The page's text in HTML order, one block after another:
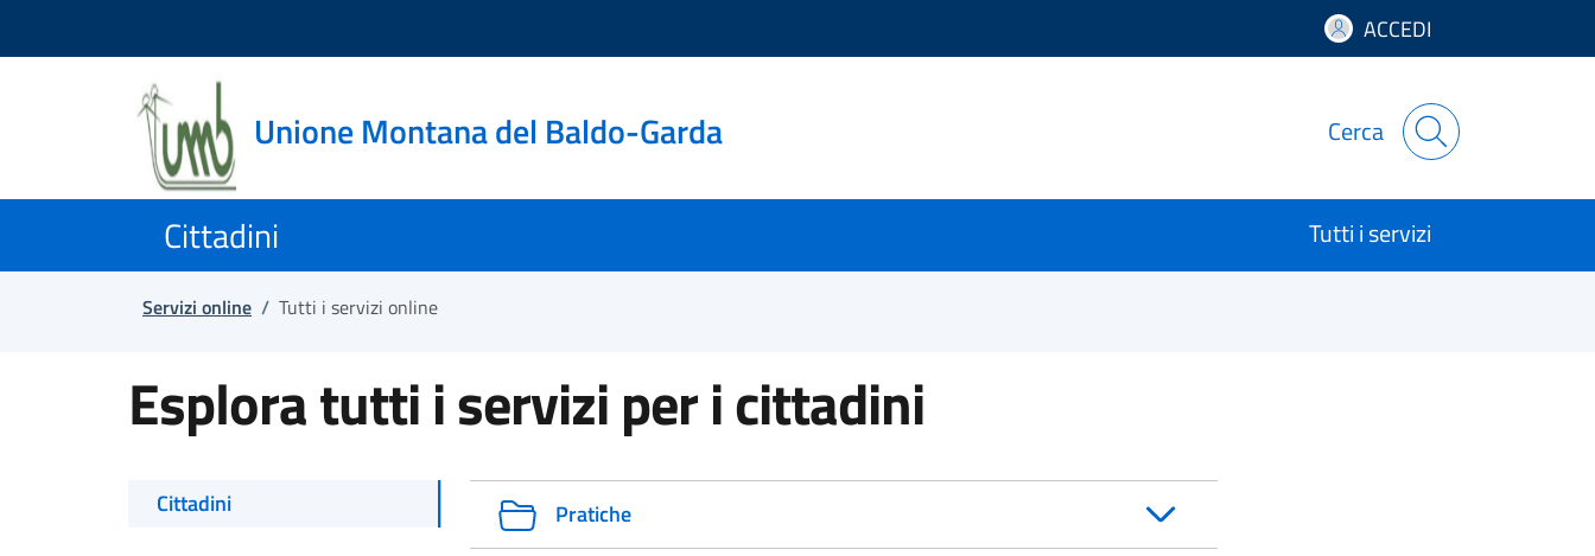
ACCEDI
Unione Montana del Baldo-Garda Cerca
Cittadini Tutti i servizi
Servizi online / Tutti i servizi online
Esplora tutti i servizi per i cittadini
Cittadini Pratiche